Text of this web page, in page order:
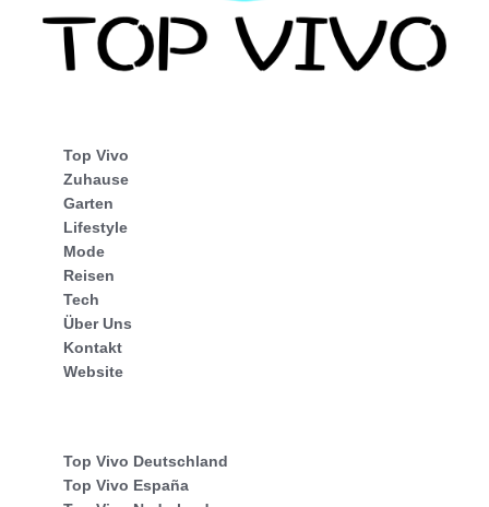
Top Vivo
Zuhause
Garten
Lifestyle
Mode
Reisen
Tech
Über Uns
Kontakt
Website
Top Vivo Deutschland
Top Vivo España